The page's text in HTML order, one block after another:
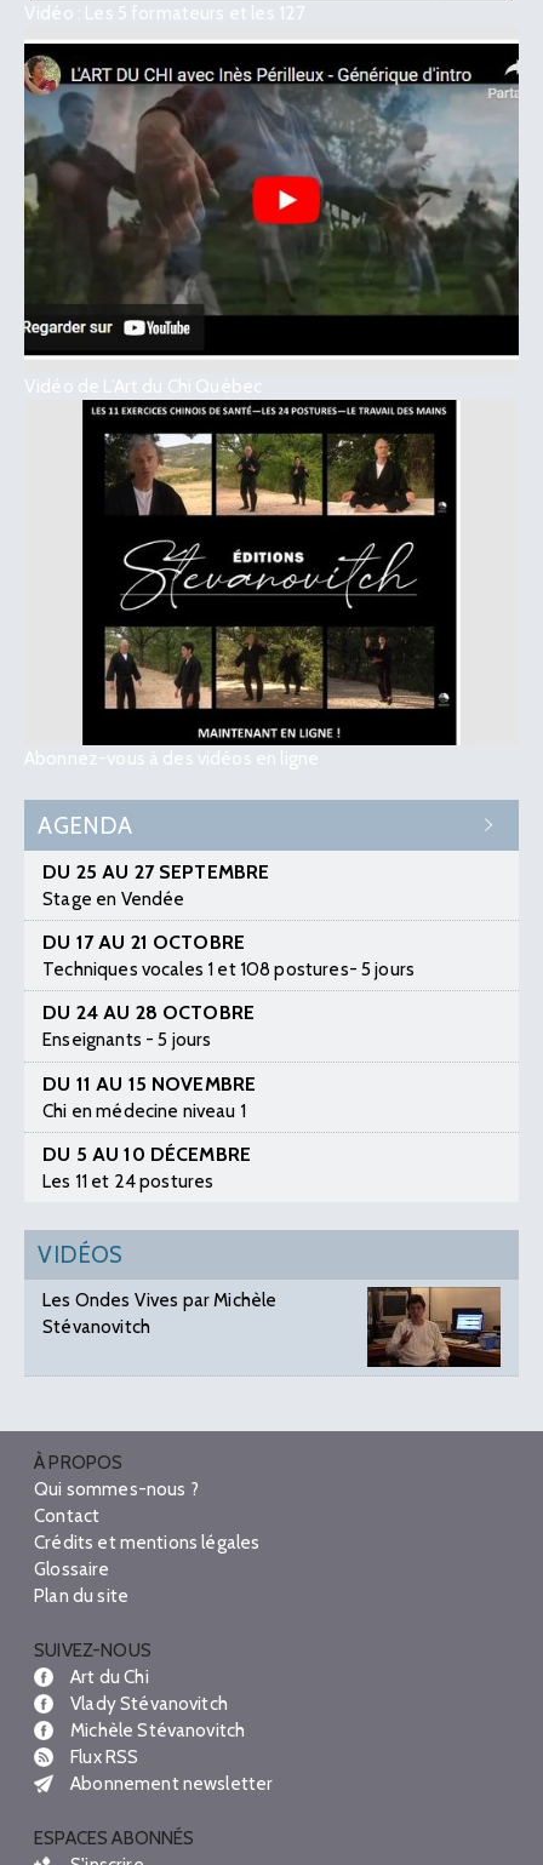
Vidéo : Les 5 formateurs et les 127
Vidéo de L’Art du Chi Québec
Abonnez-vous à des vidéos en ligne
AGENDA
DU 25 AU 27 SEPTEMBRE
Stage en Vendée
DU 17 AU 21 OCTOBRE
Techniques vocales 1 et 108 postures- 5 jours
DU 24 AU 28 OCTOBRE
Enseignants - 5 jours
DU 11 AU 15 NOVEMBRE
Chi en médecine niveau 1
DU 5 AU 10 DÉCEMBRE
Les 11 et 24 postures
VIDÉOS
Les Ondes Vives par Michèle
Stévanovitch
À PROPOS
Qui sommes-nous ?
Contact
Crédits et mentions légales
Glossaire
Plan du site
SUIVEZ-NOUS
Art du Chi
Vlady Stévanovitch
Michèle Stévanovitch
Flux RSS
Abonnement newsletter
ESPACES ABONNÉS